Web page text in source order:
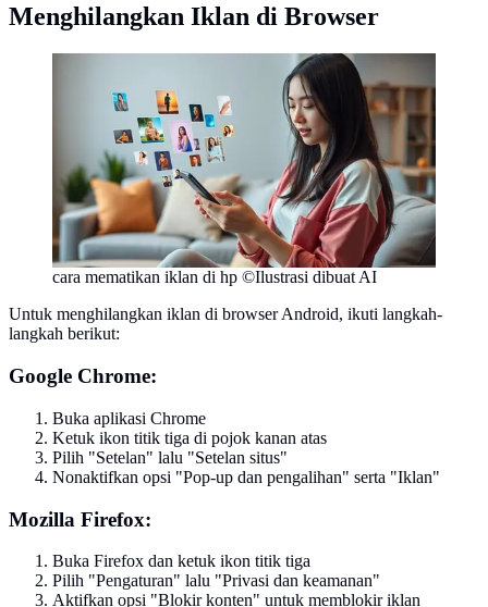
Menghilangkan Iklan di Browser
cara mematikan iklan di hp ©Ilustrasi dibuat AI
Untuk menghilangkan iklan di browser Android, ikuti langkah-
langkah berikut:
Google Chrome:
Buka aplikasi Chrome
Ketuk ikon titik tiga di pojok kanan atas
Pilih "Setelan" lalu "Setelan situs"
Nonaktifkan opsi "Pop-up dan pengalihan" serta "Iklan"
Mozilla Firefox:
Buka Firefox dan ketuk ikon titik tiga
Pilih "Pengaturan" lalu "Privasi dan keamanan"
Aktifkan opsi "Blokir konten" untuk memblokir iklan